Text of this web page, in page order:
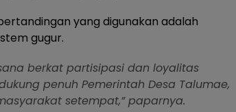
yang digunakan adalah
gugur.
berkat partisipasi dan loyalitas
penuh Pemerintah Desa Talumae,
setempat,” paparnya.